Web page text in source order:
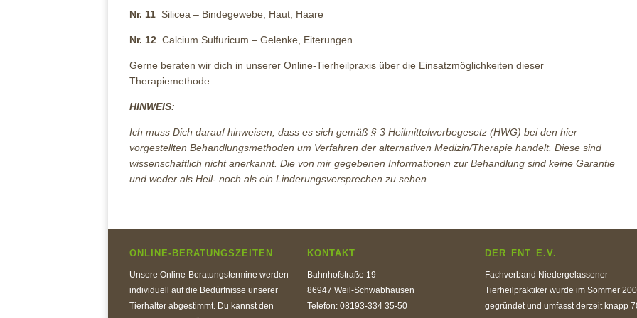
Nr. 11 Silicea – Bindegewebe, Haut, Haare
Nr. 12 Calcium Sulfuricum – Gelenke, Eiterungen
Gerne beraten wir dich in unserer Online-Tierheilpraxis über die Einsatzmöglichkeiten dieser
Therapiemethode.
HINWEIS:
Ich muss Dich darauf hinweisen, dass es sich gemäß § 3 Heilmittelwerbegesetz (HWG) bei den hier
vorgestellten Behandlungsmethoden um Verfahren der alternativen Medizin/Therapie handelt. Diese sind
wissenschaftlich nicht anerkannt. Die von mir gegebenen Informationen zur Behandlung sind keine Garantie
und weder als Heil- noch als ein Linderungsversprechen zu sehen.
ONLINE-BERATUNGSZEITEN
Unsere Online-Beratungstermine werden
individuell auf die Bedürfnisse unserer
Tierhalter abgestimmt. Du kannst den
KONTAKT
Bahnhofstraße 19
86947 Weil-Schwabhausen
Telefon: 08193-334 35-50
DER FNT E.V.
Fachverband Niedergelassener
Tierheilpraktiker wurde im Sommer
gegründet und umfasst derzeit knapp